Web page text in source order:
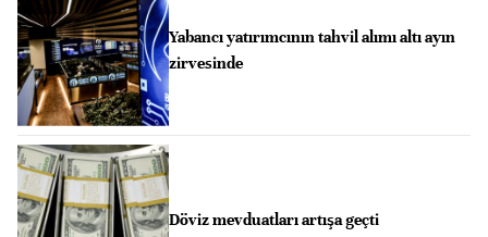
Yabancı yatırımcının tahvil alımı altı ayın
zirvesinde
Döviz mevduatları artışa geçti